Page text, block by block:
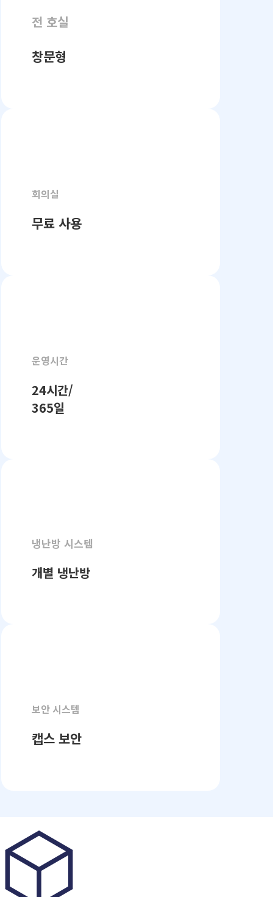
전 호실
창문형
회의실
무료 사용
운영시간
24시간/
365일
냉난방 시스템
개별 냉난방
보안 시스템
캡스 보안